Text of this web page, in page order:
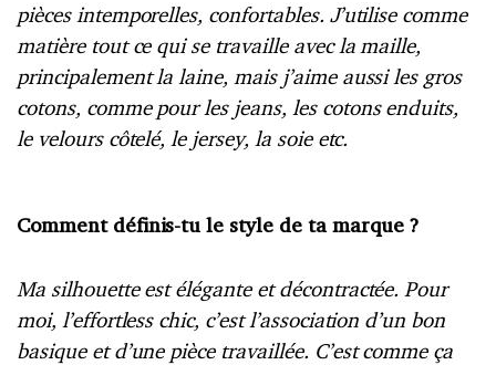
pièces intemporelles, confortables. J’utilise comme
matière tout ce qui se travaille avec la maille,
principalement la laine, mais j’aime aussi les gros
cotons, comme pour les jeans, les cotons enduits,
le velours côtelé, le jersey, la soie etc.
Comment définis-tu le style de ta marque ?
Ma silhouette est élégante et décontractée. Pour
moi, l’effortless chic, c’est l’association d’un bon
basique et d’une pièce travaillée. C’est comme ça